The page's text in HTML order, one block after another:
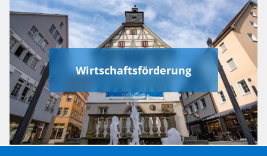
Wirtschaftsförderung